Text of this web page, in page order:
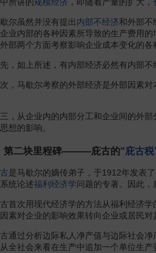
中所讲的规模经济 ，即随着产量的扩大，
虽然并没有提出内部不经济和外部不
业内部的各种因素所导致的生产费用
部两个方面考察影响企业成本变化的
如上所述，有内部经济必然有内部不
马歇尔考察的外部经济是外部因素对
从企业内的内部分工和企业间的外部
想的影响。
第二块里程碑———庇古的“庇古税
是马歇尔的嫡传弟子，于1912年发表
统论述福利经济学问题的专著。因此，
次用现代经济学的方法从福利经济学
素对企业的影响效果转向企业或居民
过分析边际私人净产值与边际社会净
全社会来看在生产中追加一个单位生